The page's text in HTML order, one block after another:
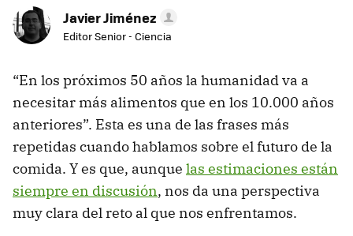
Javier Jiménez
Editor Senior - Ciencia
“En los próximos 50 años la humanidad va a
necesitar más alimentos que en los 10.000 años
anteriores”. Esta es una de las frases más
repetidas cuando hablamos sobre el futuro de la
comida. Y es que, aunque las estimaciones están
siempre en discusión, nos da una perspectiva
muy clara del reto al que nos enfrentamos.